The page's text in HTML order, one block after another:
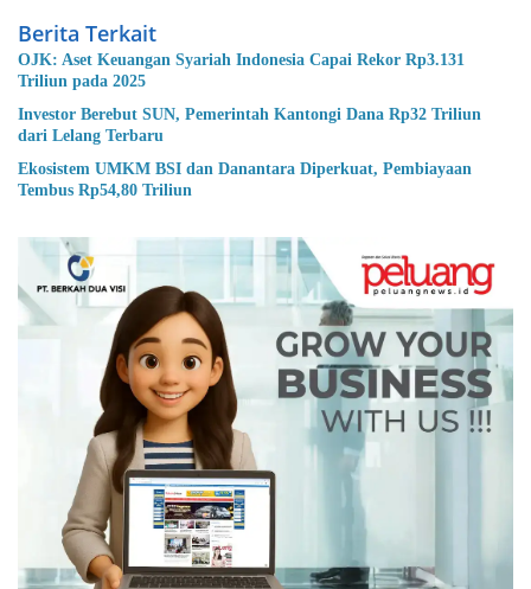
Berita Terkait
OJK: Aset Keuangan Syariah Indonesia Capai Rekor Rp3.131
Triliun pada 2025
Investor Berebut SUN, Pemerintah Kantongi Dana Rp32 Triliun
dari Lelang Terbaru
Ekosistem UMKM BSI dan Danantara Diperkuat, Pembiayaan
Tembus Rp54,80 Triliun